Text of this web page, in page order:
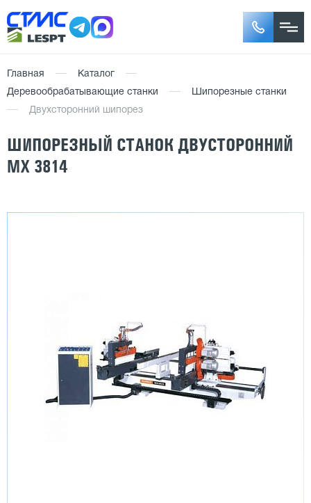
Главная
Каталог
Деревообрабатывающие станки
Шипорезные станки
Двухсторонний шипорез
ШИПОРЕЗНЫЙ СТАНОК ДВУСТОРОННИЙ
MX 3814